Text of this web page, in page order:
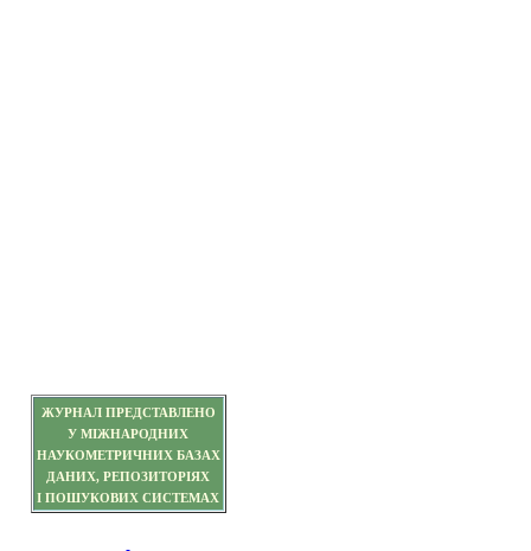
ЖУРНАЛ ПРЕДСТАВЛЕНО
У МІЖНАРОДНИХ
НАУКОМЕТРИЧНИХ БАЗАХ
ДАНИХ, РЕПОЗИТОРІЯХ
І ПОШУКОВИХ СИСТЕМАХ